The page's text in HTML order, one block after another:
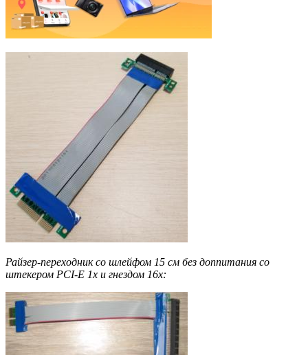
Райзер-переходник со шлейфом 15 см без доппитания со
штекером PCI-E 1x и гнездом 16х: